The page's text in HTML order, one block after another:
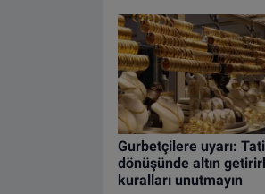
Gurbetçilere uyarı:
dönüşünde altın
kuralları unutmayın